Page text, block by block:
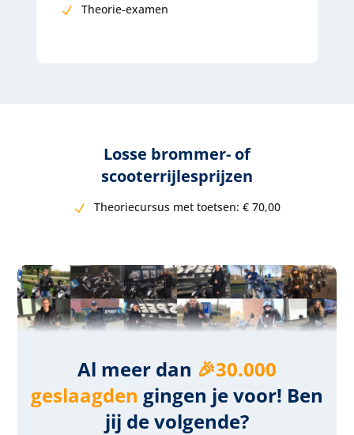
Theorie-examen
Losse brommer- of
scooterrijlesprijzen
Theoriecursus met toetsen:€ 70,00
Al meer dan 🎉30.000
geslaagden gingen je voor! Ben
jij de volgende?